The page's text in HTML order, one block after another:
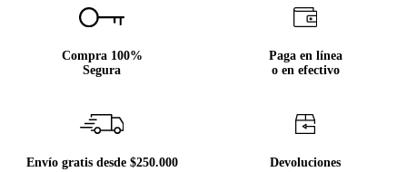
Compra 100%
Segura
Paga en línea
o en efectivo
Envío gratis desde $250.000
Devoluciones